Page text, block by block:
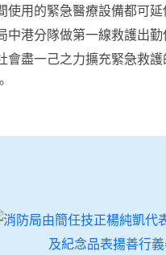
使用的緊急醫療設備都可
中港分隊做第一線救護出勤
會盡一己之力擴充緊急救護